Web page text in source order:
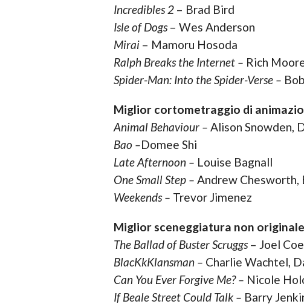
Incredibles 2– Brad Bird
Isle of Dogs– Wes Anderson
Mirai– Mamoru Hosoda
Ralph Breaks the Internet – Rich
Spider-Man: Into the Spider-Verse –
Miglior cortometraggio di
Animal Behaviour – Alison Snowden,
Bao –Domee Shi
Late Afternoon – Louise Bagnall
One Small Step – Andrew Chesworth,
Weekends – Trevor Jimenez
Miglior sceneggiatura non
The Ballad of Buster Scruggs– Joel
BlacKkKlansman – Charlie Wachtel,
Can You Ever Forgive Me? – Nicole
If Beale Street Could Talk – Barry